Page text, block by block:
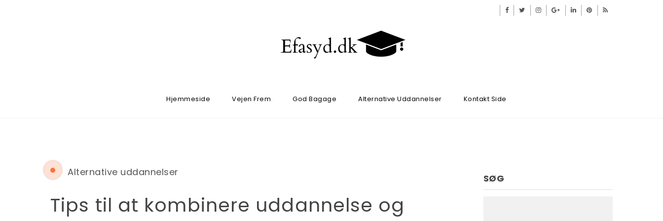
Hjemmeside Vejen Frem God Bagage Alternative Uddannelser Kontakt Side
Alternative uddannelser
Tips til at kombinere uddannelse og
SØG